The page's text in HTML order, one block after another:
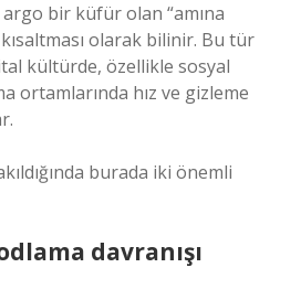
bir küfür olan “amına
olarak bilinir. Bu tür
kültürde, özellikle sosyal
ortamlarında hız ve gizleme
burada iki önemli
davranışı